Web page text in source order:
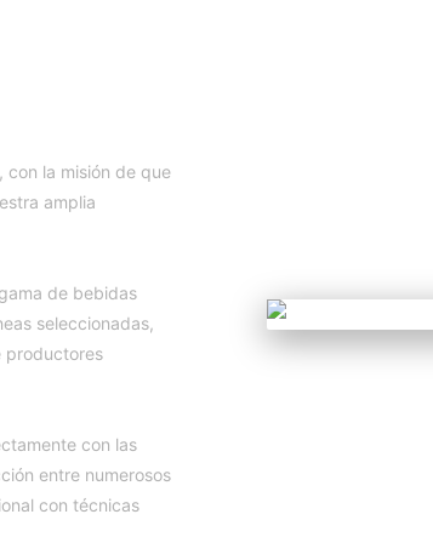
con la misión de que
amplia
de bebidas
seleccionadas,
productores
con las
entre numerosos
con técnicas